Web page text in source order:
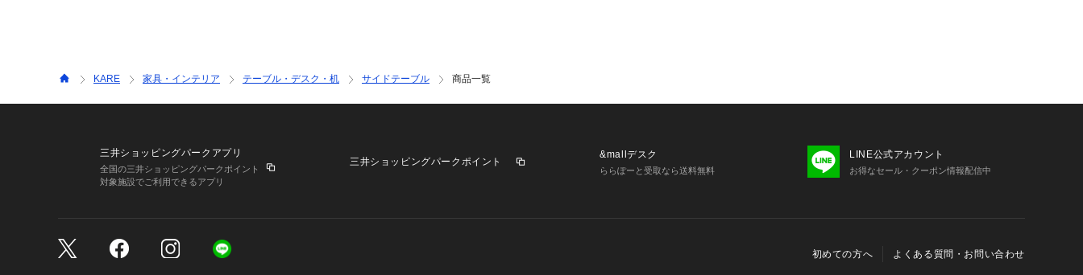
KARE 家具・インテリア テーブル・デスク・机 サイドテーブル 商品一覧
三井ショッピングパークアプリ
全国の三井ショッピングパークポイント
対象施設でご利用できるアプリ
三井ショッピングパークポイント
&mallデスク
ららぽーと受取なら送料無料
LINE公式アカウント
お得なセール・クーポン情報配信中
初めての方へ よくある質問・お問い合わせ